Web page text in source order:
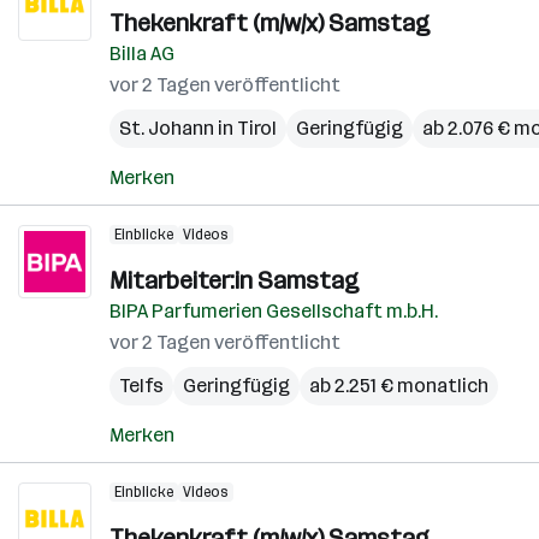
Thekenkraft (m/w/x) Samstag
Billa AG
vor 2 Tagen veröffentlicht
St. Johann in Tirol
Geringfügig ab 2.076 €
Merken
Einblicke Videos
Mitarbeiter:in Samstag
BIPA Parfumerien Gesellschaft m.b.H.
vor 2 Tagen veröffentlicht
Telfs
Geringfügig ab 2.251 € monatlich
Merken
Einblicke Videos